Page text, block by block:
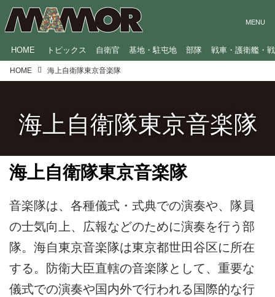
HOME トピックス 自衛官 基地・駐屯地 部隊 戦車・護衛艦・
HOME 海上自衛隊東京音楽隊
海上自衛隊東京音楽隊
海上自衛隊東京音楽隊
音楽隊は、各種儀式・式典での演奏や、隊員
の士気向上、広報などのために演奏を行う部
隊。海自東京音楽隊は東京都世田谷区に所在
する。防衛大臣直轄の音楽隊として、重要な
儀式での演奏や国内外で行われる国際的な行